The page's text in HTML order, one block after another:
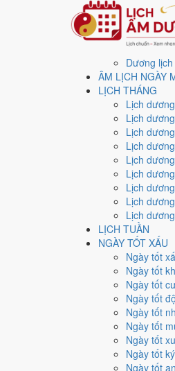
Dương
ÂM LỊCH NGÀY
LỊCH THÁNG
Lịch
Lịch
Lịch
Lịch
Lịch
Lịch
Lịch
Lịch
Lịch
LỊCH TUẦN
NGÀY TỐT XẤU
Ngày tốt
Ngày tốt
Ngày tốt
Ngày tốt
Ngày tốt
Ngày tốt
Ngày tốt
Ngày tốt
Ngày tốt
Trang chủ
Lịch năm 2013
Lịch âm
Nguyễn Minh An
2013 (Quý Tỵ), Tết
Quý Tỵ 2013có
83 ngày đạt
Tết Nguyên đán rơi vào
lễ giải đầu năm.
Ngày tốt trở lên
Ngày bình thường